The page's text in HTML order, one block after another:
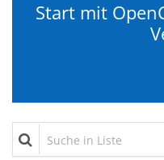
Start mit
Suche in Liste